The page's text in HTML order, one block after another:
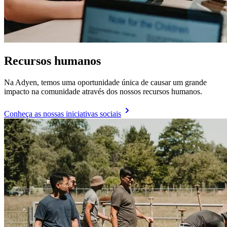
Recursos humanos
Na Adyen, temos uma oportunidade única de causar um grande
impacto na comunidade através dos nossos recursos humanos.
Conheça as nossas iniciativas sociais